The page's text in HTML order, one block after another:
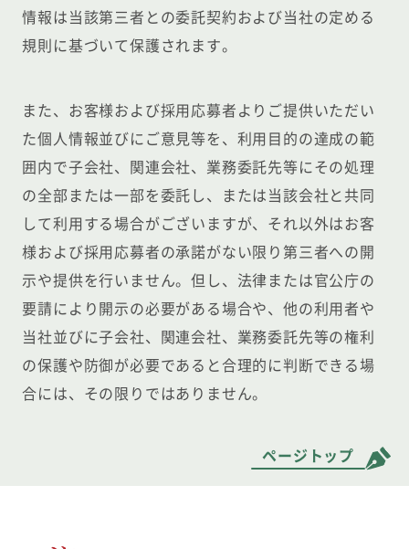
情報は当該第三者との委託契約および当社の定める
規則に基づいて保護されます。
また、お客様および採用応募者よりご提供いただい
た個人情報並びにご意見等を、利用目的の達成の範
囲内で子会社、関連会社、業務委託先等にその処理
の全部または一部を委託し、または当該会社と共同
して利用する場合がございますが、それ以外はお客
様および採用応募者の承諾がない限り第三者への開
示や提供を行いません。但し、法律または官公庁の
要請により開示の必要がある場合や、他の利用者や
当社並びに子会社、関連会社、業務委託先等の権利
の保護や防御が必要であると合理的に判断できる場
合には、その限りではありません。
ページトップ